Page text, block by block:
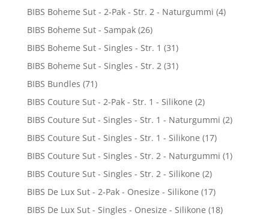
BIBS Boheme Sut - 2-Pak - Str. 2 - Naturgummi (4)
BIBS Boheme Sut - Sampak (26)
BIBS Boheme Sut - Singles - Str. 1 (31)
BIBS Boheme Sut - Singles - Str. 2 (31)
BIBS Bundles (71)
BIBS Couture Sut - 2-Pak - Str. 1 - Silikone (2)
BIBS Couture Sut - Singles - Str. 1 - Naturgummi (2)
BIBS Couture Sut - Singles - Str. 1 - Silikone (17)
BIBS Couture Sut - Singles - Str. 2 - Naturgummi (1)
BIBS Couture Sut - Singles - Str. 2 - Silikone (2)
BIBS De Lux Sut - 2-Pak - Onesize - Silikone (17)
BIBS De Lux Sut - Singles - Onesize - Silikone (18)